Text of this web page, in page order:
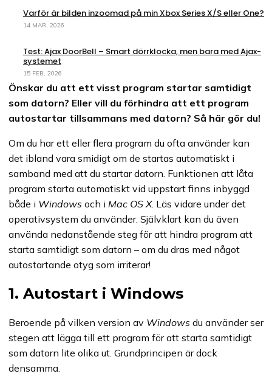
Varför är bilden inzoomad på min Xbox Series X/S eller One?
14 MAR, 2026
Test: Ajax DoorBell – Smart dörrklocka, men bara med Ajax-
systemet
15 FEB, 2026
Önskar du att ett visst program startar samtidigt
som datorn? Eller vill du förhindra att ett program
autostartar tillsammans med datorn? Så här gör du!
Om du har ett eller flera program du ofta använder kan
det ibland vara smidigt om de startas automatiskt i
samband med att du startar datorn. Funktionen att låta
program starta automatiskt vid uppstart finns inbyggd
både i Windows och i Mac OS X. Läs vidare under det
operativsystem du använder. Självklart kan du även
använda nedanstående steg för att hindra program att
starta samtidigt som datorn – om du dras med något
autostartande otyg som irriterar!
1. Autostart i Windows
Beroende på vilken version av Windows du använder ser
stegen att lägga till ett program för att starta samtidigt
som datorn lite olika ut. Grundprincipen är dock
densamma.